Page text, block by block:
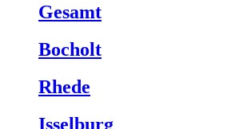
Gesamt
Bocholt
Rhede
Isselburg